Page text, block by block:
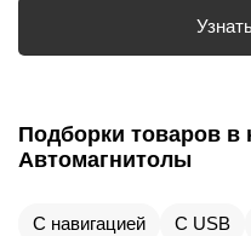
Подборки товаров в
Автомагнитолы
С навигацией С USB